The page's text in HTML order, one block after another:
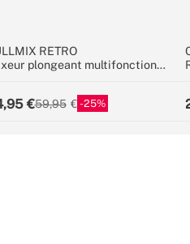
RETRO
plongeant multifonction
59,95 25